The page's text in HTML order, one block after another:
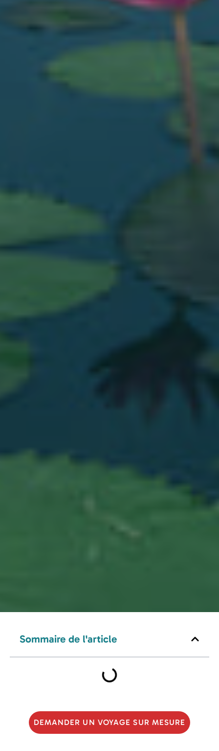
Sommaire de l'article
DEMANDER UN VOYAGE SUR MESURE